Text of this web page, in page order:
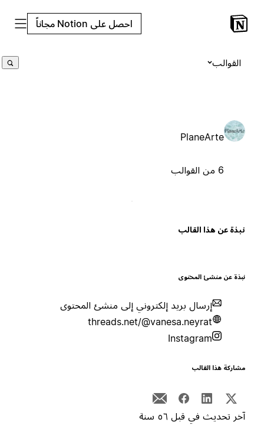
احصل على Notion مجاناً
القوالب
PlaneArte
عن هذا القالب
عن منشئ المحتوى
إرسال بريد إلكتروني إلى منشئ المحتوى
threads.net/@vanesa.neyrat
Instagram
هذا القالب
تحديث في قبل ٥٦ سنة